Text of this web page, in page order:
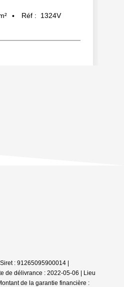
Réf : 1324V
: 91265095900014 |
de délivrance : 2022-05-06 | Lieu
de la garantie financière :